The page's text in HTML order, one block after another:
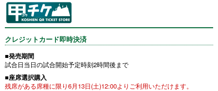
クレジットカード即時決済
■発売期間
試合日当日の試合開始予定時刻2時間後まで
■座席選択購入
残席がある席種に限り6月13日(土)12:00よりご利用いただけます。